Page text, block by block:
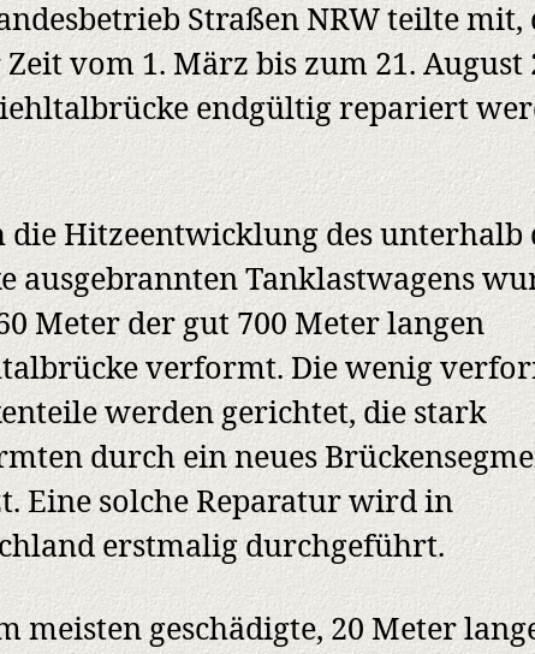
Straßen NRW teilte mit,
vom 1. März bis zum 21. August
endgültig repariert
die Hitzeentwicklung des unterhalb
ausgebrannten Tanklastwagens
Meter der gut 700 Meter langen
verformt. Die wenig
werden gerichtet, die stark
durch ein neues
Eine solche Reparatur wird in
erstmalig durchgeführt.
meisten geschädigte, 20 Meter